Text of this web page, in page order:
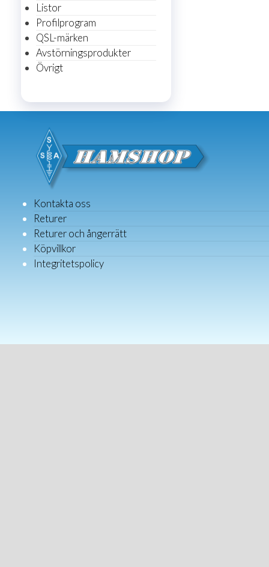
Listor
Profilprogram
QSL-märken
Avstörningsprodukter
Övrigt
Kontakta oss
Returer
Returer och ångerrätt
Köpvillkor
Integritetspolicy